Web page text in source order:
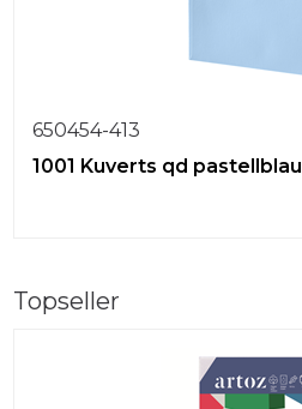
650454-413
1001 Kuverts qd pastellblau
Topseller